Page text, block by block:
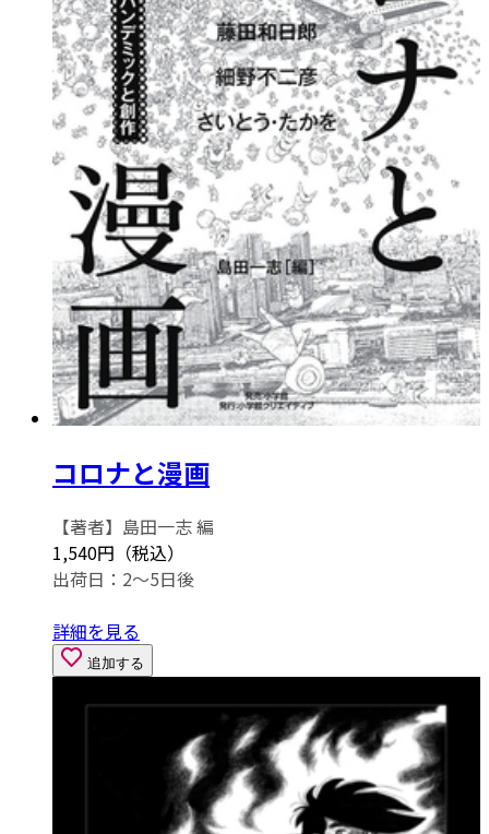
コロナと漫画
【著者】島田一志 編
1,540円（税込）
出荷日：2～5日後
詳細を見る
追加する